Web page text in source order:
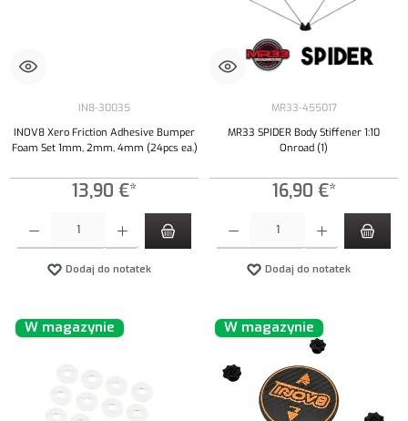
IN8-30035
INOV8 Xero Friction Adhesive Bumper
Foam Set 1mm, 2mm, 4mm (24pcs ea.)
13,90 €*
Dodaj do notatek
MR33-455017
MR33 SPIDER Body Stiffener 1:10
Onroad (1)
16,90 €*
Dodaj do notatek
W magazynie W magazynie